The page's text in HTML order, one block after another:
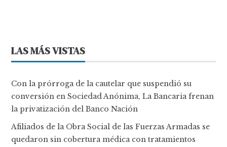
LAS MÁS VISTAS
Con la prórroga de la cautelar que suspendió su
conversión en Sociedad Anónima, La Bancaria frenan
la privatización del Banco Nación
Afiliados de la Obra Social de las Fuerzas Armadas se
quedaron sin cobertura médica con tratamientos